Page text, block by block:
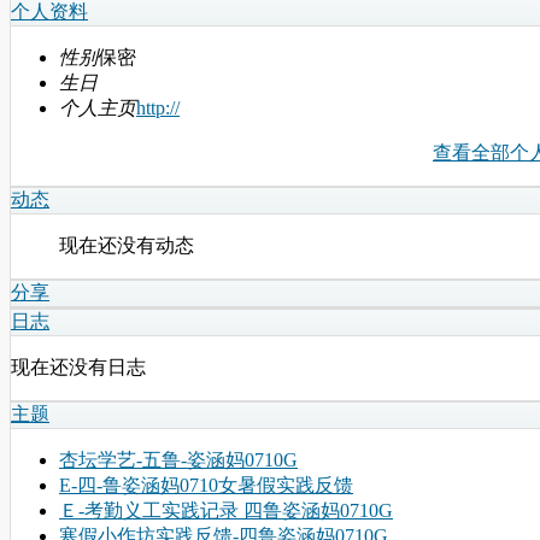
个人资料
性别保密
生日
个人主页http://
查看全部个
动态
现在还没有动态
分享
日志
现在还没有日志
主题
杏坛学艺-五鲁-姿涵妈0710G
E-四-鲁姿涵妈0710女暑假实践反馈
Ｅ-考勤义工实践记录 四鲁姿涵妈0710G
寒假小作坊实践反馈-四鲁姿涵妈0710G